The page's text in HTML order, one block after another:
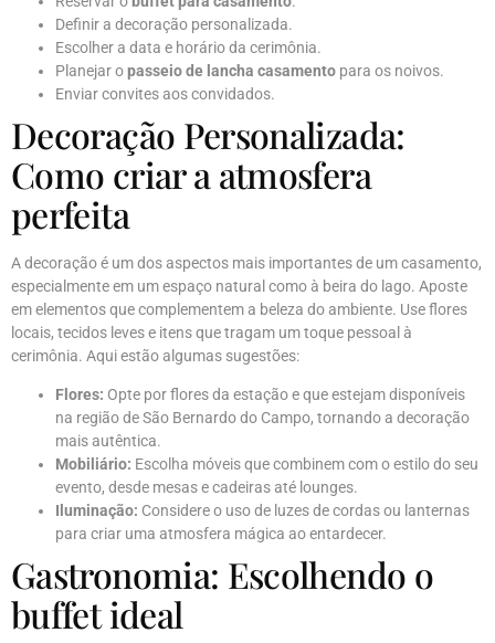
Definir a decoração personalizada.
Escolher a data e horário da cerimônia.
Planejar opasseio de lancha casamento para os noivos.
Enviar convites aos convidados.
Decoração Personalizada:
Como criar a atmosfera
perfeita
A decoração é um dos aspectos mais importantes de um casamento,
especialmente em um espaço natural como à beira do lago. Aposte
em elementos que complementem a beleza do ambiente. Use flores
locais, tecidos leves e itens que tragam um toque pessoal à
cerimônia. Aqui estão algumas sugestões:
Flores: Opte por flores da estação e que estejam disponíveis
na região de São Bernardo do Campo, tornando a decoração
mais autêntica.
Mobiliário: Escolha móveis que combinem com o estilo do seu
evento, desde mesas e cadeiras até lounges.
Iluminação: Considere o uso de luzes de cordas ou lanternas
para criar uma atmosfera mágica ao entardecer.
Gastronomia: Escolhendo o
buffet ideal